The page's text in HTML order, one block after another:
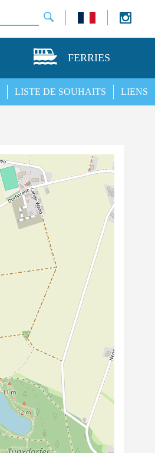
FERRIES
LIENS
LISTE DE SOUHAITS